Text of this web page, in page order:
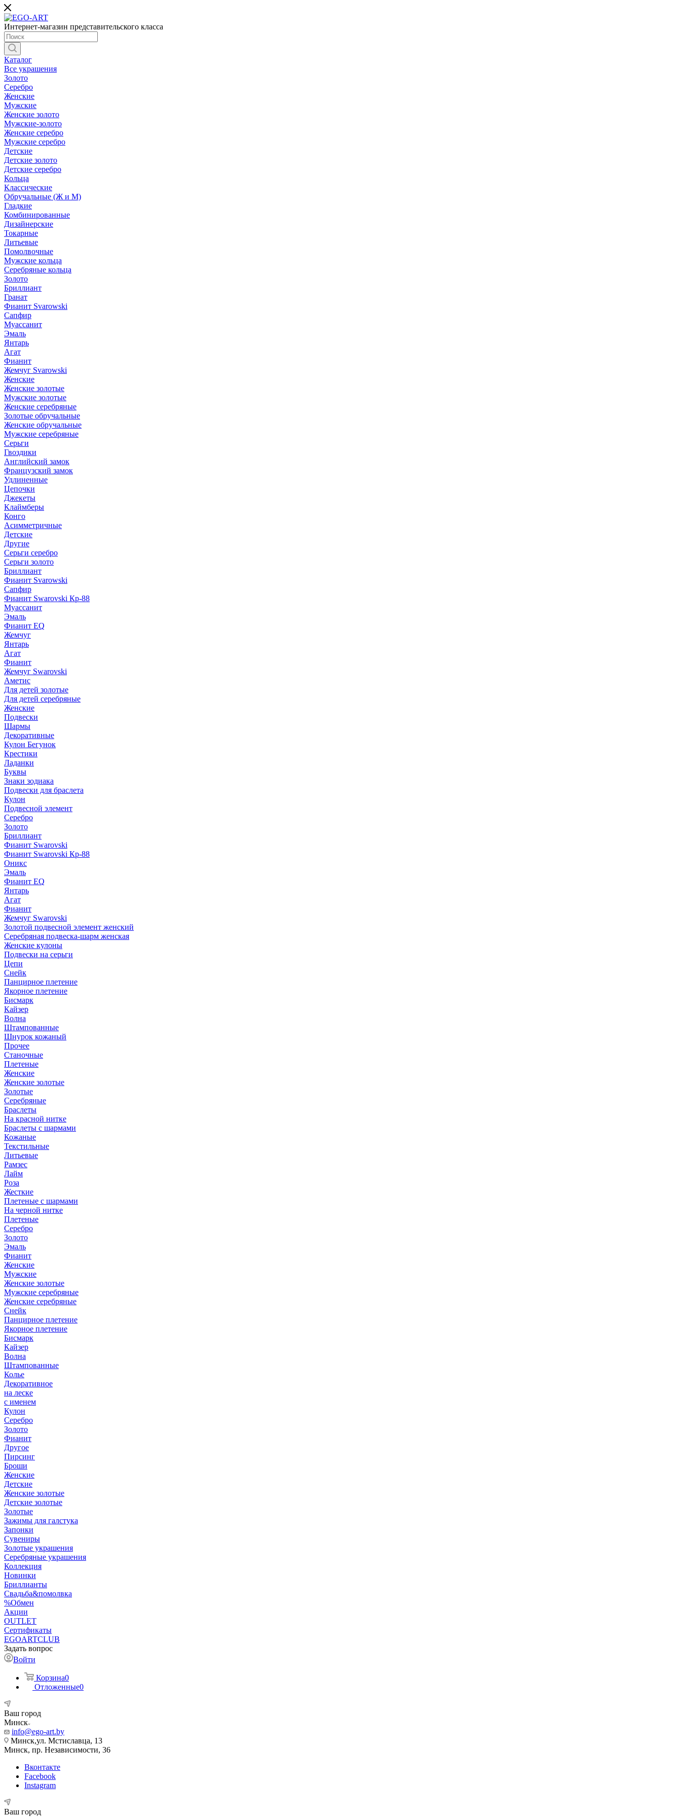
Интернет-магазин представительского класса
Каталог
Все украшения
Золото
Серебро
Женские
Мужские
Женские золото
Мужские-золото
Женские серебро
Мужские серебро
Детские
Детские золото
Детские серебро
Кольца
Классические
Обручальные (Ж и М)
Гладкие
Комбинированные
Дизайнерские
Токарные
Литьевые
Помолвочные
Мужские кольца
Серебряные кольца
Золото
Бриллиант
Гранат
Фианит Svarowski
Сапфир
Муассанит
Эмаль
Янтарь
Агат
Фианит
Жемчуг Svarowski
Женские
Женские золотые
Мужские золотые
Женские серебряные
Золотые обручальные
Женские обручальные
Мужские серебряные
Серьги
Гвоздики
Английский замок
Французский замок
Удлиненные
Цепочки
Джекеты
Клаймберы
Конго
Асимметричные
Детские
Другие
Серьги серебро
Серьги золото
Бриллиант
Фианит Svarowski
Сапфир
Фианит Swarovski Кр-88
Муассанит
Эмаль
Фианит EQ
Жемчуг
Янтарь
Агат
Фианит
Жемчуг Swarovski
Аметис
Для детей золотые
Для детей серебряные
Женские
Подвески
Шармы
Декоративные
Кулон Бегунок
Крестики
Ладанки
Буквы
Знаки зодиака
Подвески для браслета
Кулон
Подвесной элемент
Серебро
Золото
Бриллиант
Фианит Swarovski
Фианит Swarovski Кр-88
Оникс
Эмаль
Фианит EQ
Янтарь
Агат
Фианит
Жемчуг Swarovski
Золотой подвесной элемент женcкий
Серебряная подвеска-шарм женская
Женские кулоны
Подвески на серьги
Цепи
Снейк
Панцирное плетение
Якорное плетение
Бисмарк
Кайзер
Волна
Штампованные
Шнурок кожаный
Прочее
Станочные
Плетеные
Женские
Женские золотые
Золотые
Серебряные
Браслеты
На красной нитке
Браслеты с шармами
Кожаные
Текстильные
Литьевые
Рамзес
Лайм
Роза
Жесткие
Плетеные с шармами
На черной нитке
Плетеные
Серебро
Золото
Эмаль
Фианит
Женские
Мужские
Женские золотые
Мужские серебряные
Женские серебряные
Снейк
Панцирное плетение
Якорное плетение
Бисмарк
Кайзер
Волна
Штампованные
Колье
Декоративное
на леске
с именем
Кулон
Серебро
Золото
Фианит
Другое
Пирсинг
Броши
Женские
Детские
Женские золотые
Детские золотые
Золотые
Зажимы для галстука
Запонки
Сувениры
Золотые украшения
Серебряные украшения
Коллекция
Новинки
Бриллианты
Свадьба&помолвка
%Обмен
Акции
OUTLET
Сертификаты
EGOARTCLUB
Задать вопрос
Войти
Корзина0
Отложенные0
Ваш город
Минск
info@ego-art.by
Минск,ул. Мстиславца, 13
Минск, пр. Независимости, 36
Вконтакте
Facebook
Instagram
Ваш город